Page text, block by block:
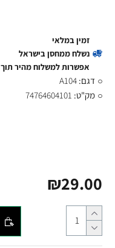
₪29.00
זמין במלאי
נשלח ממחסן בישראל
אפשרות למשלוח מהיר תוך 24 שעות באזורים נבחרים
דגם: A104
מק"ט: 74764604101